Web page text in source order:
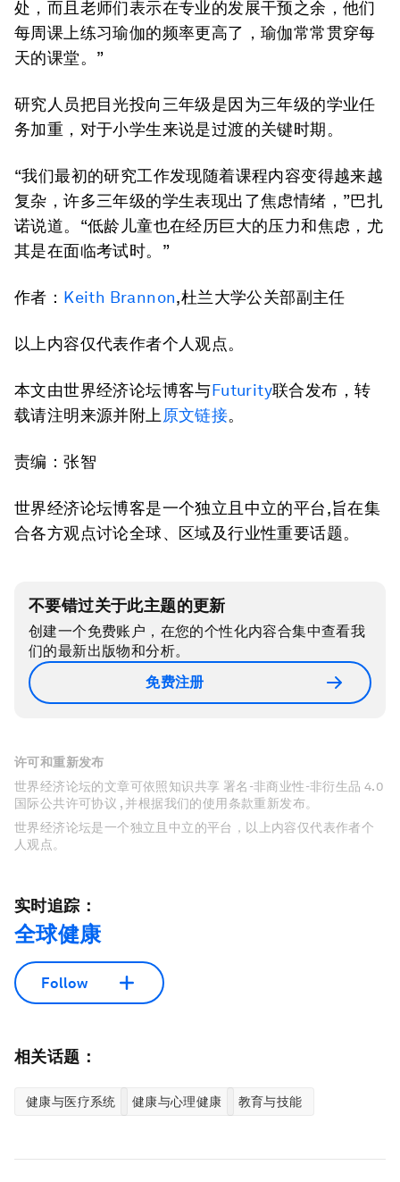
处，而且老师们表示在专业的发展干预之余，他们
每周课上练习瑜伽的频率更高了，瑜伽常常贯穿每
天的课堂。”
研究人员把目光投向三年级是因为三年级的学业任
务加重，对于小学生来说是过渡的关键时期。
“我们最初的研究工作发现随着课程内容变得越来越
复杂，许多三年级的学生表现出了焦虑情绪，”巴扎
诺说道。“低龄儿童也在经历巨大的压力和焦虑，尤
其是在面临考试时。”
作者： Keith Brannon,杜兰大学公关部副主任
以上内容仅代表作者个人观点。
本文由世界经济论坛博客与Futurity联合发布，转
载请注明来源并附上 原文链接。
责编：张智
世界经济论坛博客是一个独立且中立的平台,旨在集
合各方观点讨论全球、区域及行业性重要话题。
不要错过关于此主题的更新
创建一个免费账户，在您的个性化内容合集中查看我
们的最新出版物和分析。
免费注册
许可和重新发布
世界经济论坛的文章可依照知识共享 署名-非商业性-非衍生品 4.0
国际公共许可协议 , 并根据我们的使用条款重新发布。
世界经济论坛是一个独立且中立的平台，以上内容仅代表作者个
人观点。
实时追踪：
全球健康
Follow
相关话题：
健康与医疗系统 健康与心理健康 教育与技能